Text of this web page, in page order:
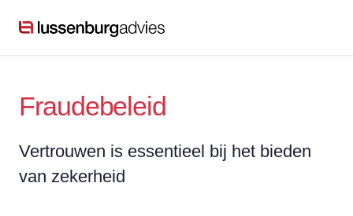
Fraudebeleid
Vertrouwen is essentieel bij het bieden
van zekerheid